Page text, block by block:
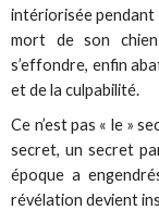
intériorisée pendant
mort de son
s’effondre, enfin
et de la culpabilité.
Ce n’est pas « le »
secret, un secret
époque a
révélation devient